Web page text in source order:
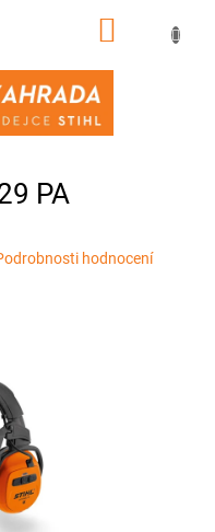
NÁKUPNÍ
PA
hodnocení